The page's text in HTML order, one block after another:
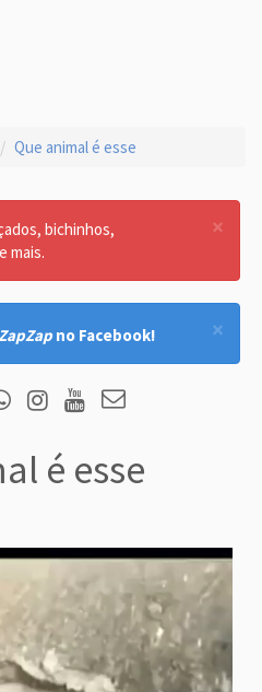
Que animal é esse
×
bichinhos,
mais.
×
no Facebook!
é esse